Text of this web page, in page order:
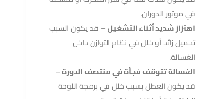
في موتور الدوران.
اهتزاز شديد أثناء التشغيل– قد يكون السبب
تحميل زائد أو خلل في نظام التوازن داخل
الغسالة.
الغسالة تتوقف فجأة في منتصف الدورة–
قد يكون العطل بسبب خلل في برمجة اللوحة